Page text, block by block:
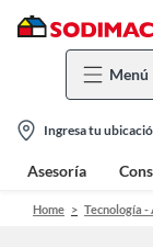
Menú
location-
icon
Ingresa tu
Asesoría
Home Tecnología -